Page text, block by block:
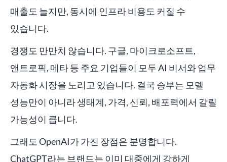
매출도 늘지만, 동시에 인프라 비용도 커질 수
있습니다.
경쟁도 만만치 않습니다. 구글, 마이크로소프트,
앤트로픽, 메타 등 주요 기업들이 모두 AI 비서와 업무
자동화 시장을 노리고 있습니다. 결국 승부는 모델
성능만이 아니라 생태계, 가격, 신뢰, 배포력에서 갈릴
가능성이 큽니다.
그래도 OpenAI가 가진 장점은 분명합니다.
ChatGPT라는 브랜드는 이미 대중에게 강하게